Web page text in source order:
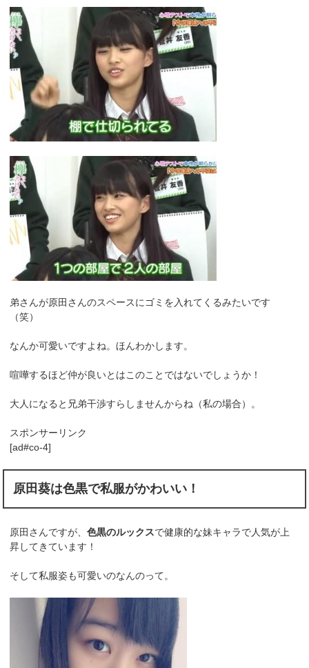
弟さんが原田さんのスペースにゴミを入れてくるみたいです
（笑）
なんか可愛いですよね。ほんわかします。
喧嘩するほど仲が良いとはこのことではないでしょうか！
大人になると兄弟干渉すらしませんからね（私の場合）。
スポンサーリンク
[ad#co-4]
原田葵は色黒で私服がかわいい！
原田さんですが、色黒のルックスで健康的な妹キャラで人気が上
昇してきています！
そして私服姿も可愛いのなんのって。